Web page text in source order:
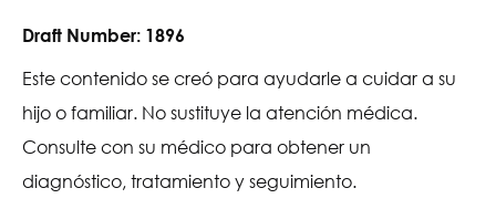
Draft Number: 1896
Este contenido se creó para ayudarle a cuidar a su
hijo o familiar. No sustituye la atención médica.
Consulte con su médico para obtener un
diagnóstico, tratamiento y seguimiento.